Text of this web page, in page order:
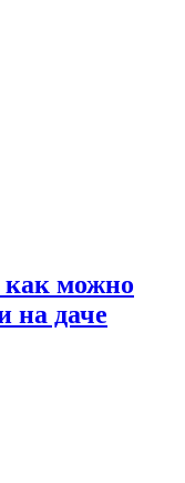
можно
на даче